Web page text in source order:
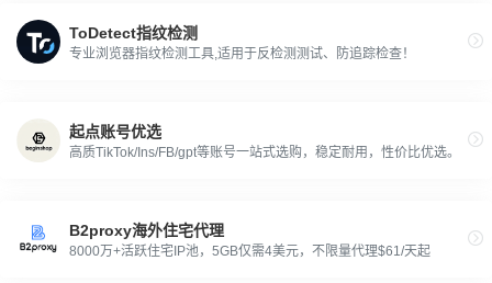
ToDetect指纹检测
专业浏览器指纹检测工具,适用于反检测测试、防追踪检查！
起点账号优选
高质TikTok/Ins/FB/gpt等账号一站式选购，稳定耐用，性价比优选。
B2proxy海外住宅代理
8000万+活跃住宅IP池，5GB仅需4美元，不限量代理$61/天起